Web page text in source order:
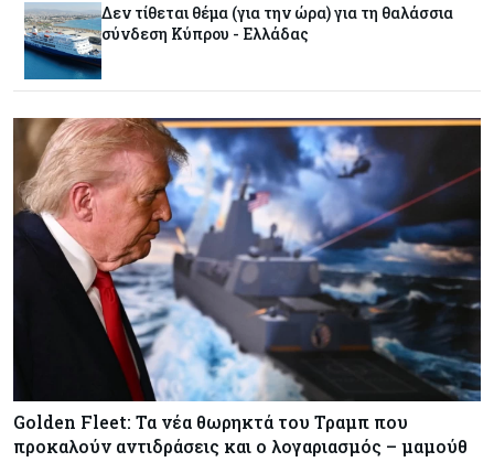
Κρίσιμες πρώτες ύλες: Ο ευρωπαϊκός χάρτης
και οι προκλήσεις
Κόσμος 08-08-2026
Πόσα ξοδεύει ο Λευκός Οίκος – Το κόστος
λειτουργίας για προσωπικό, υποδομές και
ασφάλεια
Market News 08-08-2026
Baker Tilly: Στην 7η θέση παγκοσμίως στις
M&A μεσαίας αγοράς
Κύπρος 08-08-2026
Πιο ισχυρό το κυπριακό διαβατήριο το 2026
Δεν τίθεται θέμα (για την ώρα) για τη θαλάσσια
σύνδεση Κύπρου - Ελλάδας
Golden Fleet: Τα νέα θωρηκτά του Τραμπ που
προκαλούν αντιδράσεις και ο λογαριασμός – μαμούθ